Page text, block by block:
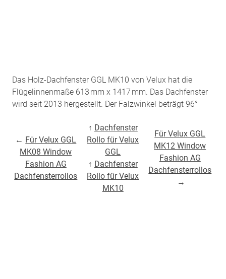
Das Holz-Dachfenster GGL MK10 von Velux hat die
Flügelinnenmaße 613 mm x 1417 mm. Das Dachfenster
wird seit 2013 hergestellt. Der Falzwinkel beträgt 96°
← Für Velux GGL
MK08 Window
Fashion AG
Dachfensterrollos
↑ Dachfenster
Rollo für Velux
GGL
↑ Dachfenster
Rollo für Velux
MK10
Für Velux GGL
MK12 Window
Fashion AG
Dachfensterrollos
→